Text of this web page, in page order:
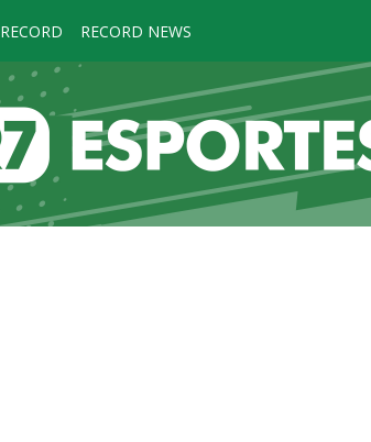
RECORD RECORD NEWS